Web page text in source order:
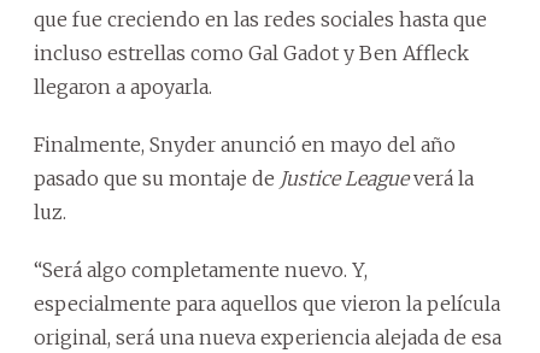
que fue creciendo en las redes sociales hasta que
incluso estrellas como Gal Gadot y Ben Affleck
llegaron a apoyarla.
Finalmente, Snyder anunció en mayo del año
pasado que su montaje de Justice Leagueverá la
luz.
“Será algo completamente nuevo. Y,
especialmente para aquellos que vieron la película
original, será una nueva experiencia alejada de esa